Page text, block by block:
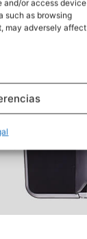
and/or access device
such as browsing
may adversely affect